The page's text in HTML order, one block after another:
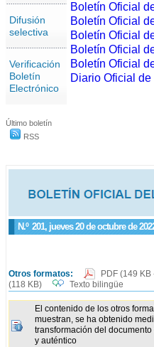
Difusión
selectiva
Verificación
Boletín
Electrónico
Último boletín
RSS
N.º 201, jueves 20 de octubre de
Otros formatos: PDF (149 KB
(118 KB)
Texto bilingüe
El contenido de los otros
muestran, se ha obtenido
transformación del documento
y auténtico
Boletín Oficial
Boletín Oficial
Boletín Oficial
Boletín Oficial
Boletín Oficial
Diario Oficial